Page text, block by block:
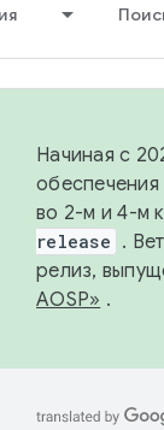
Начиная с
во 2-м и 4-м
release .
релиз,
AOSP» .